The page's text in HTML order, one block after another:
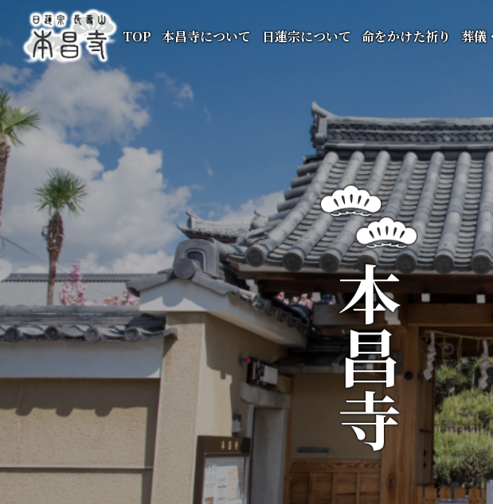
TOP 本昌寺について 日蓮宗について 命をかけた祈り 葬儀
本昌寺